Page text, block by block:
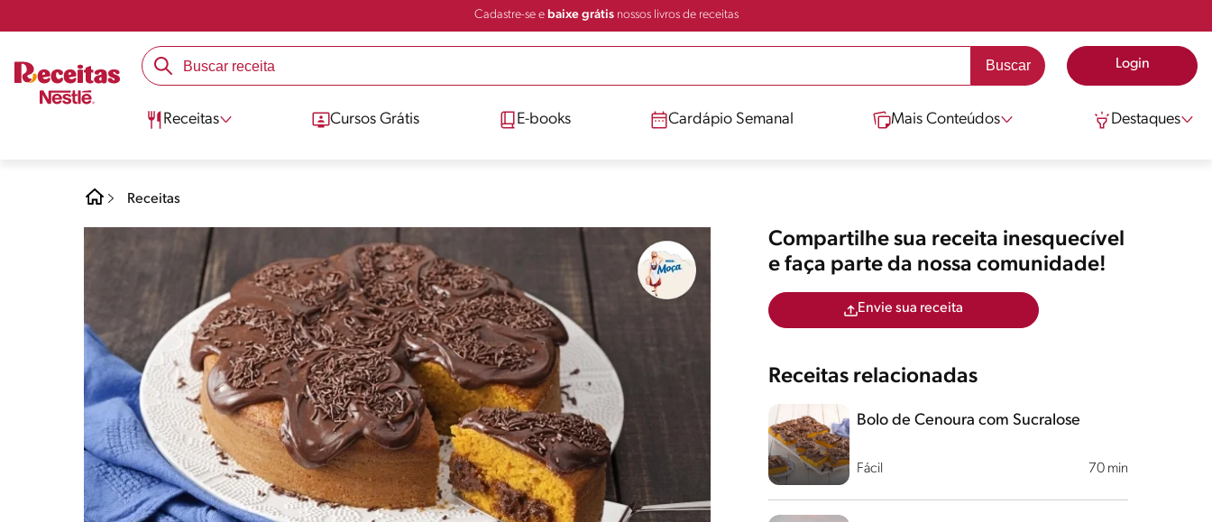
Cadastre-se e baixe grátisnossos livros de receitas
Login
Receitas Cursos Grátis E-books Cardápio Semanal Mais Conteúdos Destaques
Receitas
Compartilhe sua receita inesquecível
e faça parte da nossa comunidade!
Envie sua receita
Receitas relacionadas
Fácil 70 min
Bolo de Cenoura com Sucralose